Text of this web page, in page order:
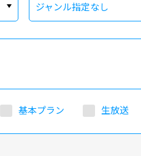
ジャンル指定なし
基本プラン 生放送